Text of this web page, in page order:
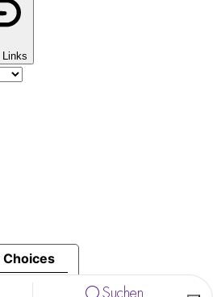
Suchen
Links
Choices